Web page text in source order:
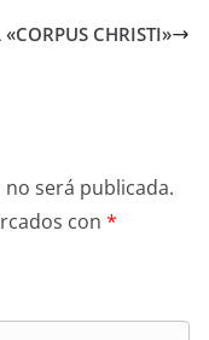
CHRISTI»
será publicada.
con *